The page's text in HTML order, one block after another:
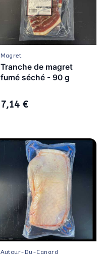
Magret
Tranche de magret
fumé séché - 90 g
7,14 €
Autour-Du-Canard